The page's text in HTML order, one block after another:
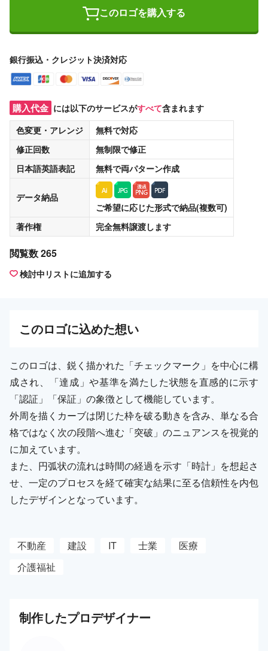
このロゴを購入する
銀行振込・クレジット決済対応
購入代金 には以下のサービスがすべて含まれます
色変更・アレンジ
無料で対応
修正回数
無制限で修正
日本語英語表記
無料で両パターン作成
データ納品
ご希望に応じた形式で納品(複数可)
著作権
完全無料譲渡します
閲覧数 265
検討中リストに追加する
このロゴに込めた想い
このロゴは、鋭く描かれた「チェックマーク」を中心に構
成され、「達成」や基準を満たした状態を直感的に示す
「認証」「保証」の象徴として機能しています。
外周を描くカーブは閉じた枠を破る動きを含み、単なる合
格ではなく次の段階へ進む「突破」のニュアンスを視覚的
に加えています。
また、円弧状の流れは時間の経過を示す「時計」を想起さ
せ、一定のプロセスを経て確実な結果に至る信頼性を内包
したデザインとなっています。
不動産 建設 IT 士業
医療
介護福祉
制作したプロデザイナー